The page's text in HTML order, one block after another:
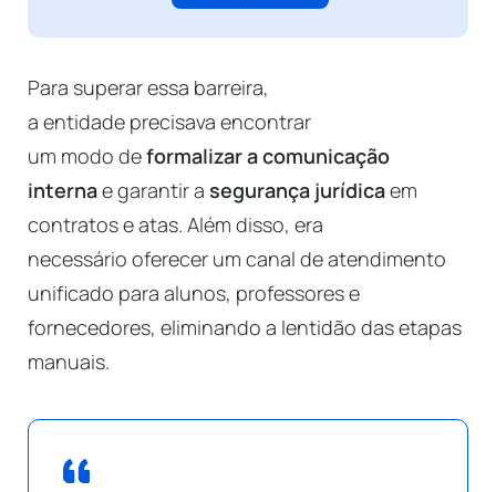
Para superar essa barreira,
a entidade precisava encontrar
um modo deformalizar a comunicação
internae garantir a segurança jurídicaem
contratos e atas. Além disso, era
necessário oferecer um canal de atendimento
unificado para alunos, professores e
fornecedores, eliminando a lentidão das etapas
manuais.